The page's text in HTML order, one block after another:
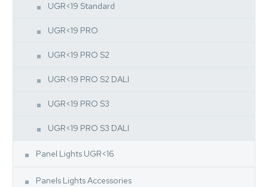
UGR<19 Standard
UGR<19 PRO
UGR<19 PRO S2
UGR<19 PRO S2 DALI
UGR<19 PRO S3
UGR<19 PRO S3 DALI
Panel Lights UGR<16
Panels Lights Accessories